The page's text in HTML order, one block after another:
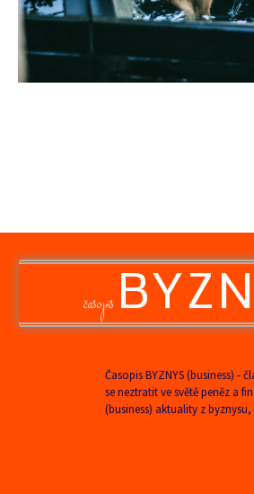
časopis
Časopis BYZNYS (business) -
se neztratit ve světě peněz a
(business) aktuality z